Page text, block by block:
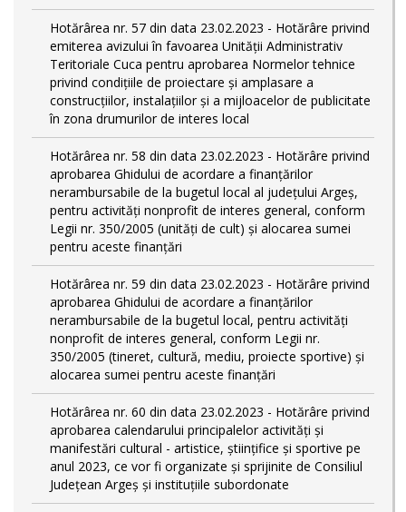
Hotărârea nr. 57 din data 23.02.2023 - Hotărâre privind
emiterea avizului în favoarea Unității Administrativ
Teritoriale Cuca pentru aprobarea Normelor tehnice
privind condiţiile de proiectare şi amplasare a
construcţiilor, instalaţiilor şi a mijloacelor de publicitate
în zona drumurilor de interes local
Hotărârea nr. 58 din data 23.02.2023 - Hotărâre privind
aprobarea Ghidului de acordare a finanţărilor
nerambursabile de la bugetul local al județului Argeș,
pentru activităţi nonprofit de interes general, conform
Legii nr. 350/2005 (unități de cult) și alocarea sumei
pentru aceste finanțări
Hotărârea nr. 59 din data 23.02.2023 - Hotărâre privind
aprobarea Ghidului de acordare a finanţărilor
nerambursabile de la bugetul local, pentru activităţi
nonprofit de interes general, conform Legii nr.
350/2005 (tineret, cultură, mediu, proiecte sportive) și
alocarea sumei pentru aceste finanțări
Hotărârea nr. 60 din data 23.02.2023 - Hotărâre privind
aprobarea calendarului principalelor activităţi şi
manifestări cultural - artistice, ştiinţifice şi sportive pe
anul 2023, ce vor fi organizate şi sprijinite de Consiliul
Judeţean Argeş şi instituţiile subordonate